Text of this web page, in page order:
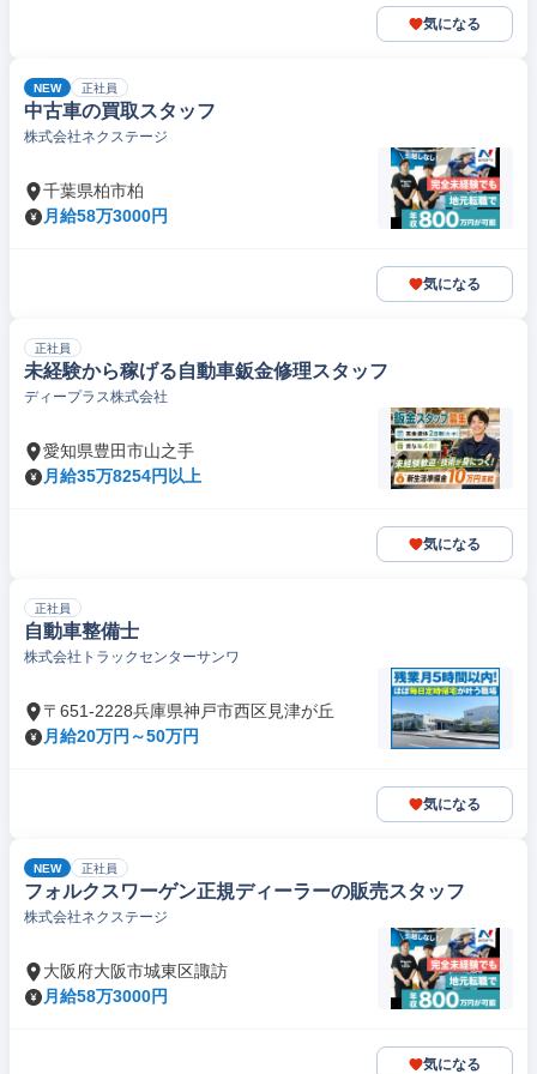
気になる
NEW 正社員
中古車の買取スタッフ
株式会社ネクステージ
千葉県柏市柏
月給58万3000円
気になる
正社員
未経験から稼げる自動車鈑金修理スタッフ
ディープラス株式会社
愛知県豊田市山之手
月給35万8254円以上
気になる
正社員
自動車整備士
株式会社トラックセンターサンワ
〒651-2228兵庫県神戸市西区見津が丘
月給20万円～50万円
気になる
NEW 正社員
フォルクスワーゲン正規ディーラーの販売スタッフ
株式会社ネクステージ
大阪府大阪市城東区諏訪
月給58万3000円
気になる